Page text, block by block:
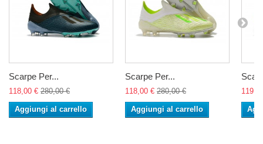
Scarpe Per...
118,00 € 280,00 €
Aggiungi al carrello
Scarpe Per...
118,00 € 280,00 €
Aggiungi al carrello